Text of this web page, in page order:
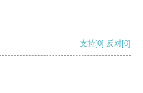
支持[0] 反对[0]